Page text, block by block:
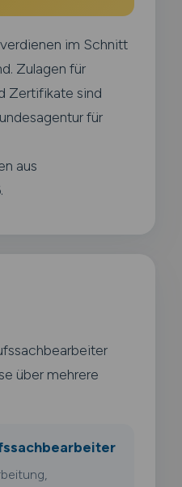
im Schnitt
Zulagen für
Zertifikate sind
für
aus
über mehrere